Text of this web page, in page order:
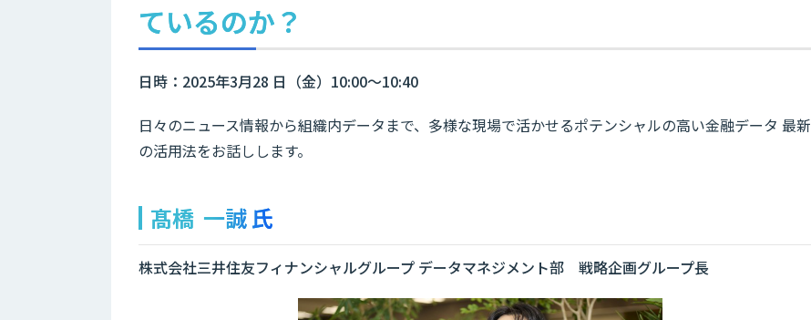
ているのか？
日時：2025年3月28 日（金）10:00～10:40
日々のニュース情報から組織内データまで、多様な現場で活かせるポテンシャルの高い金融データ 最新
の活用法をお話しします。
髙橋 一誠 氏
株式会社三井住友フィナンシャルグループ データマネジメント部 戦略企画グループ長